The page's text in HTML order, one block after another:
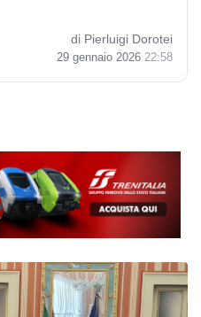
di Pierluigi Dorotei
29 gennaio 2026 22:58